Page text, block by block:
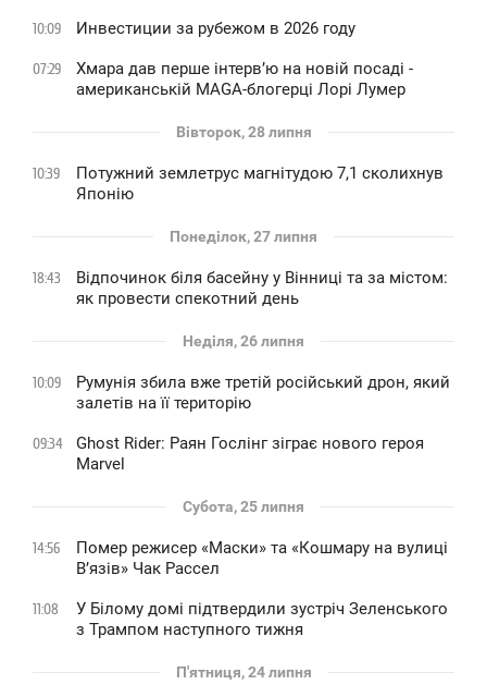
10:09 Инвестиции за рубежом в 2026 году
07:29
Хмара дав перше інтервʼю на новій посаді -
американській MAGA-блогерці Лорі Лумер
Вівторок, 28 липня
10:39
Потужний землетрус магнітудою 7,1 сколихнув
Японію
Понеділок, 27 липня
18:43
Відпочинок біля басейну у Вінниці та за містом:
як провести спекотний день
Неділя, 26 липня
10:09
Румунія збила вже третій російський дрон, який
залетів на її територію
09:34
Ghost Rider: Раян Гослінг зіграє нового героя
Marvel
Субота, 25 липня
14:56
Помер режисер «Маски» та «Кошмару на вулиці
В’язів» Чак Рассел
11:08
У Білому домі підтвердили зустріч Зеленського
з Трампом наступного тижня
П'ятниця, 24 липня